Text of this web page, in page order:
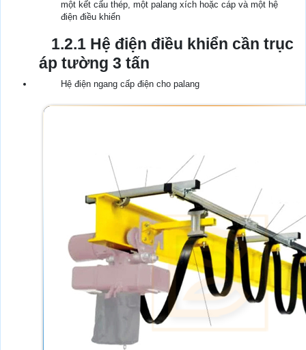
một kết cấu thép, một palang xích hoặc cáp và một hệ
điện điều khiển
1.2.1 Hệ điện điều khiển cần trục
áp tường 3 tấn
Hệ điện ngang cấp điện cho palang